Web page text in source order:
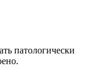
патологически